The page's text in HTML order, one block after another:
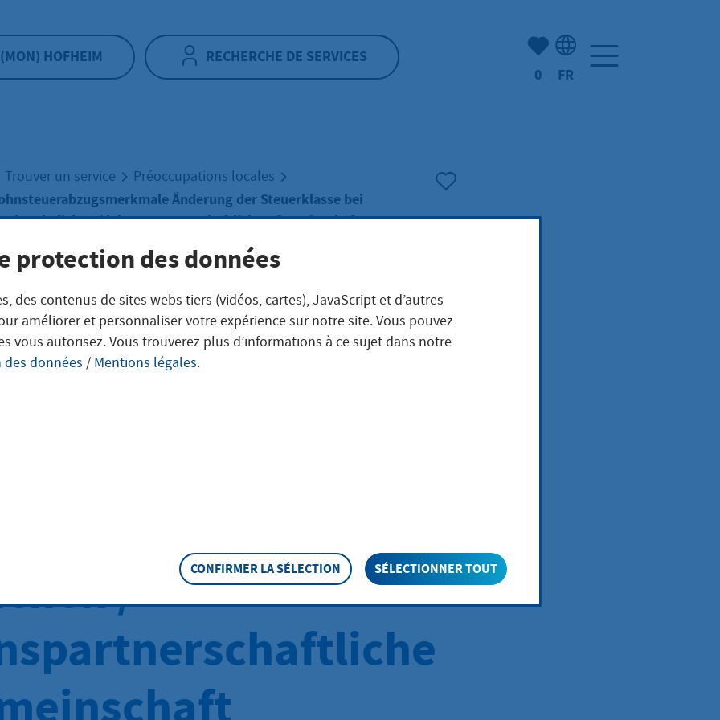
(MON) HOFHEIM RECHERCHE DE SERVICES
Nombre d'éléments mis en
0 FR
Trouver un service Préoccupations locales
Änderung der Steuerklasse bei
der ehelichen / lebenspartnerschaftlichen Gemeinschaft
der
bei
der
/
protection des données
des contenus de sites webs tiers (vidéos, cartes), JavaScript et d’autres
améliorer et personnaliser votre expérience sur notre site. Vous pouvez
vous autorisez. Vous trouverez plus d’informations à ce sujet dans notre
données / Mentions légales.
CONFIRMER LA SÉLECTION SÉLECTIONNER TOUT